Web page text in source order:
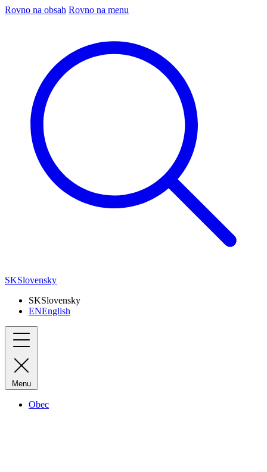
Rovno na obsah Rovno na menu
SKSlovensky
SKSlovensky
ENEnglish
Menu
Obec